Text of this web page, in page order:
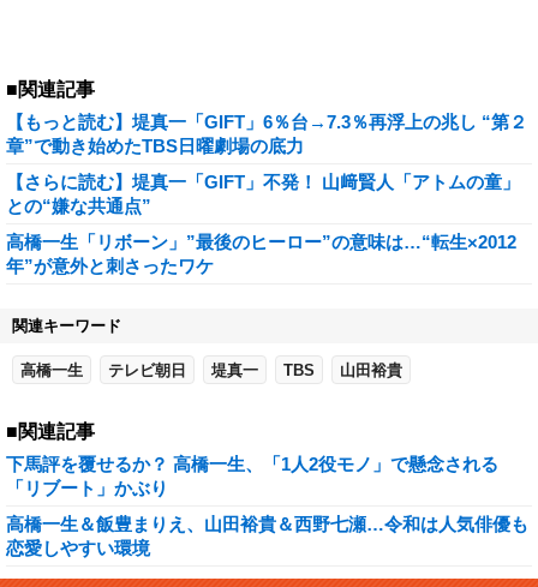
■関連記事
【もっと読む】堤真一「GIFT」6％台→7.3％再浮上の兆し “第２
章”で動き始めたTBS日曜劇場の底力
【さらに読む】堤真一「GIFT」不発！ 山﨑賢人「アトムの童」
との“嫌な共通点”
高橋一生「リボーン」”最後のヒーロー”の意味は…“転生×2012
年”が意外と刺さったワケ
関連キーワード
高橋一生 テレビ朝日 堤真一 TBS 山田裕貴
■関連記事
下馬評を覆せるか？ 高橋一生、「1人2役モノ」で懸念される
「リブート」かぶり
高橋一生＆飯豊まりえ、山田裕貴＆西野七瀬…令和は人気俳優も
恋愛しやすい環境